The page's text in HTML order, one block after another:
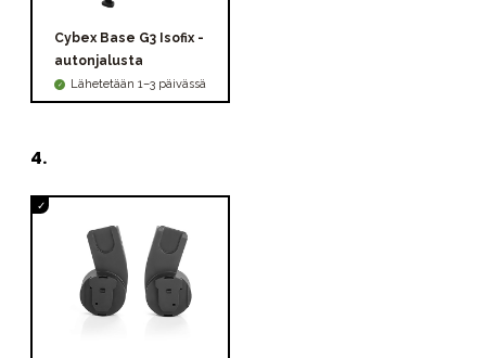
Cybex Base G3 Isofix -
autonjalusta
Lähetetään 1–3 päivässä
4.